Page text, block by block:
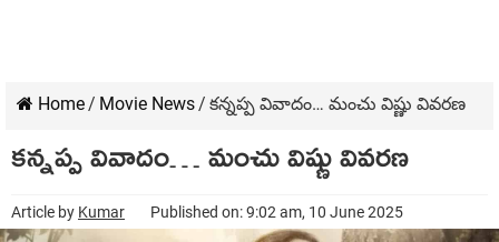
Home/ Movie News/ క‌న్న‌ప్ప వివాదం… మంచు విష్ణు వివ‌ర‌ణ‌
క‌న్న‌ప్ప వివాదం… మంచు విష్ణు వివ‌ర‌ణ‌
Article by Kumar Published on: 9:02 am, 10 June 2025